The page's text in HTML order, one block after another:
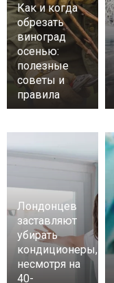
Как и когда
обрезать
виноград
осенью:
полезные
советы и
правила
Лондонцев
заставляют
убирать
кондиционеры,
несмотря на
40-